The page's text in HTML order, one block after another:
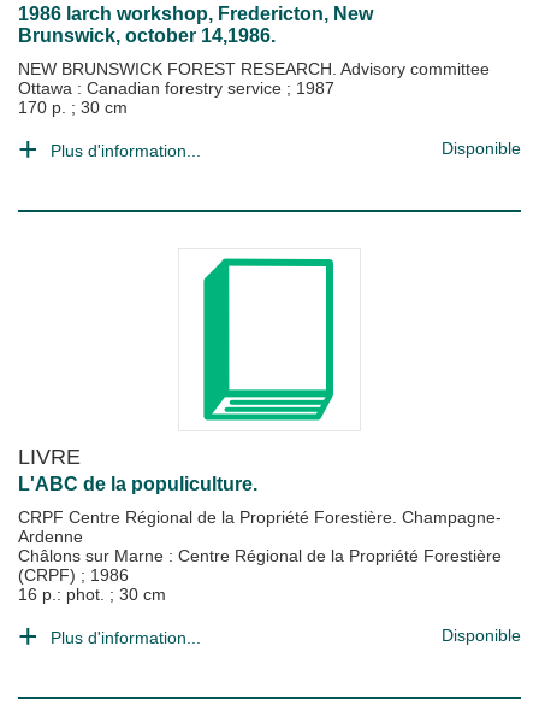
1986 larch workshop, Fredericton, New
Brunswick, october 14,1986.
NEW BRUNSWICK FOREST RESEARCH. Advisory committee
Ottawa : Canadian forestry service ; 1987
170 p. ; 30 cm
Plus d'information... Disponible
LIVRE
L'ABC de la populiculture.
CRPF Centre Régional de la Propriété Forestière. Champagne-
Ardenne
Châlons sur Marne : Centre Régional de la Propriété Forestière
(CRPF) ; 1986
16 p.: phot. ; 30 cm
Plus d'information... Disponible